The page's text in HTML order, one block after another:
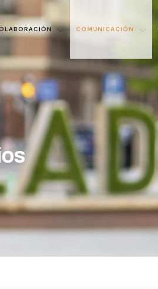
COMUNICACIÓN